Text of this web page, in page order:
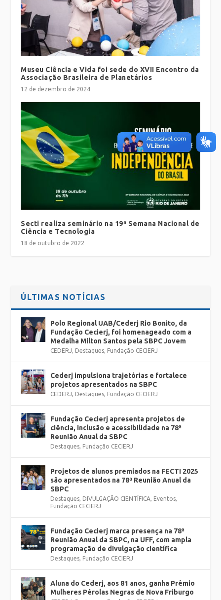
Museu Ciência e Vida foi sede do XVII Encontro da
Associação Brasileira de Planetários
12 de dezembro de 2024
Secti realiza seminário na 19ª Semana Nacional de
Ciência e Tecnologia
18 de outubro de 2022
ÚLTIMAS NOTÍCIAS
Polo Regional UAB/Cederj Rio Bonito, da
Fundação Cecierj, foi homenageado com a
Medalha Milton Santos pela SBPC Jovem
CEDERJ, Destaques, Fundação CECIERJ
Cederj impulsiona trajetórias e fortalece
projetos apresentados na SBPC
CEDERJ, Destaques, Fundação CECIERJ
Fundação Cecierj apresenta projetos de
ciência, inclusão e acessibilidade na 78ª
Reunião Anual da SBPC
Destaques, Fundação CECIERJ
Projetos de alunos premiados na FECTI 2025
são apresentados na 78ª Reunião Anual da
SBPC
Destaques, DIVULGAÇÃO CIENTÍFICA, Eventos,
Fundação CECIERJ
Fundação Cecierj marca presença na 78ª
Reunião Anual da SBPC, na UFF, com ampla
programação de divulgação científica
Destaques, Fundação CECIERJ
Aluna do Cederj, aos 81 anos, ganha Prêmio
Mulheres Pérolas Negras de Nova Friburgo